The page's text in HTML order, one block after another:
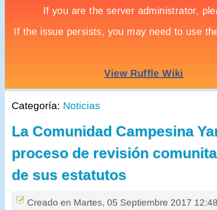
Categoría: Noticias
La Comunidad Campesina
proceso de revisión
de sus estatutos
Creado en Martes, 05 Septiembre 2017